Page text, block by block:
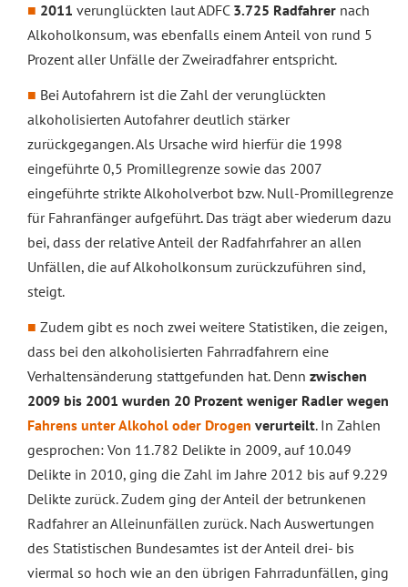
2011 verunglückten laut ADFC 3.725 Radfahrer nach
Alkoholkonsum, was ebenfalls einem Anteil von rund 5
Prozent aller Unfälle der Zweiradfahrer entspricht.
Bei Autofahrern ist die Zahl der verunglückten
alkoholisierten Autofahrer deutlich stärker
zurückgegangen. Als Ursache wird hierfür die 1998
eingeführte 0,5 Promillegrenze sowie das 2007
eingeführte strikte Alkoholverbot bzw. Null-Promillegrenze
für Fahranfänger aufgeführt. Das trägt aber wiederum dazu
bei, dass der relative Anteil der Radfahrfahrer an allen
Unfällen, die auf Alkoholkonsum zurückzuführen sind,
steigt.
Zudem gibt es noch zwei weitere Statistiken, die zeigen,
dass bei den alkoholisierten Fahrradfahrern eine
Verhaltensänderung stattgefunden hat. Denn zwischen
2009 bis 2001 wurden 20 Prozent weniger Radler wegen
Fahrens unter Alkohol oder Drogen verurteilt. In Zahlen
gesprochen: Von 11.782 Delikte in 2009, auf 10.049
Delikte in 2010, ging die Zahl im Jahre 2012 bis auf 9.229
Delikte zurück. Zudem ging der Anteil der betrunkenen
Radfahrer an Alleinunfällen zurück. Nach Auswertungen
des Statistischen Bundesamtes ist der Anteil drei- bis
viermal so hoch wie an den übrigen Fahrradunfällen, ging